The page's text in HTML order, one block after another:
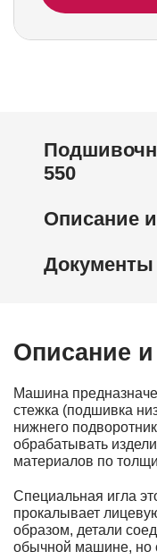
550
Описание
Документы
Описание и
Машина
стежка (подшивка
нижнего
обрабатывать
материалов по
Специальная игла
прокалывает
образом, детали
обычной машине, но